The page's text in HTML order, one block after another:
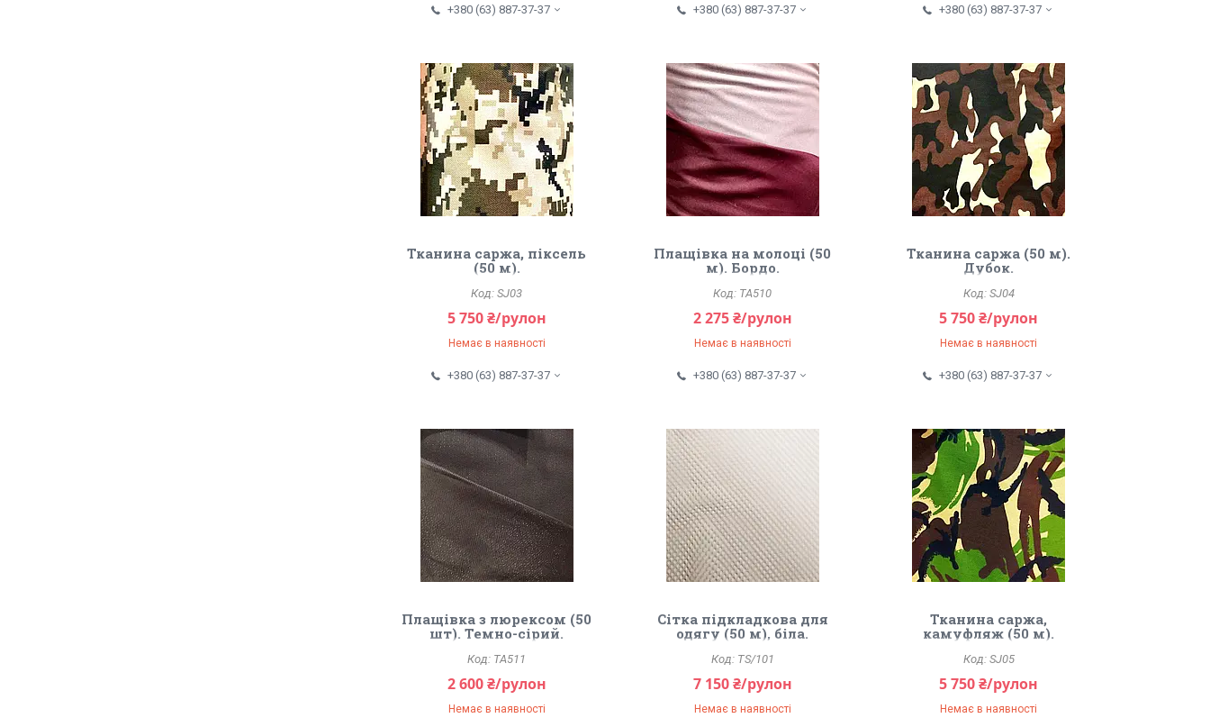
+380 (63) 887-37-37 +380 (63) 887-37-37 +380 (63) 887-37-37
Тканина саржа, піксель
(50 м).
SJ03
5 750 ₴/рулон
Немає в наявності
+380 (63) 887-37-37
Плащівка на молоці (50
м). Бордо.
TA510
2 275 ₴/рулон
Немає в наявності
+380 (63) 887-37-37
Тканина саржа (50 м).
Дубок.
SJ04
5 750 ₴/рулон
Немає в наявності
+380 (63) 887-37-37
Плащівка з люрексом (50
шт). Темно-сірий.
TA511
2 600 ₴/рулон
Немає в наявності
Сітка підкладкова для
одягу (50 м), біла.
TS/101
7 150 ₴/рулон
Немає в наявності
Тканина саржа,
камуфляж (50 м).
SJ05
5 750 ₴/рулон
Немає в наявності